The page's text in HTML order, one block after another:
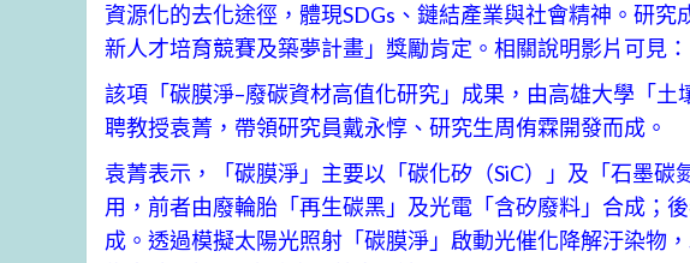
資源化的去化途徑，體現SDGs、鏈結產業與社會精神。研究
新人才培育競賽及築夢計畫」獎勵肯定。相關說明影片可見：
該項「碳膜淨–廢碳資材高值化研究」成果，由高雄大學「
聘教授袁菁，帶領研究員戴永惇、研究生周侑霖開發而成。
袁菁表示，「碳膜淨」主要以「碳化矽（SiC）」及「石墨
用，前者由廢輪胎「再生碳黑」及光電「含矽廢料」合成；
成。透過模擬太陽光照射「碳膜淨」啟動光催化降解汙染物